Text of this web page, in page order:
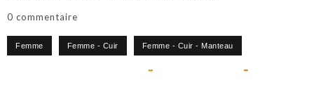
0 commentaire